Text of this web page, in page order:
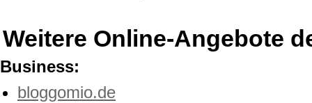
Weitere Online-Angebote
Business:
bloggomio.de